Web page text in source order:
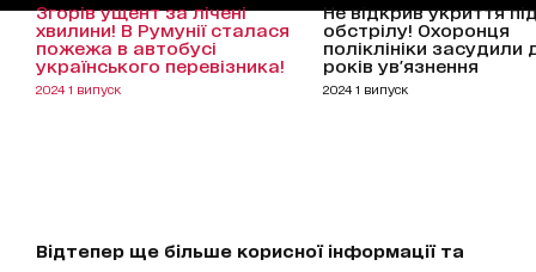
Згорів ущент за лічені
хвилини! В Румунії сталася
пожежа в автобусі
українського перевізника!
2024 1 випуск
Не відкрив укриття
обстрілу! Охоронця
поліклініки засудили
років ув'язнення
2024 1 випуск
Відтепер ще більше корисної інформації та